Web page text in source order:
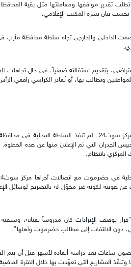
تقدير مواقفها ومعاملتها مثل بقية
بيان نشره المكتب الإعلامي.
الداخلي والخارجي تجاه سلطة محافظة مأرب
بتقديم استقالته ضمنياً، في حال تجاهلت
وتطالب بها، أو نُغادر الكراسي رافعي
وفقًا لمصادر مطلعة تحدثت لمركز سوث24، لم تنفذ
حبيس الجدران التي تم الإعلان منها عن هذه
بانتظام.
لكونه غير مخوّل له بالتصريح لوسائل
المصدر لمركز سوث24: "قرار توقيف الإيرادات كان مدروساً
دون الالتفات إلى مطالب حضرموت وأهلها".
ساعات بعد دراسة أبعاده لأشهر قبل أن يتم
وتنفّذ المشاريع التي تعهّدت بها خلال الفترة